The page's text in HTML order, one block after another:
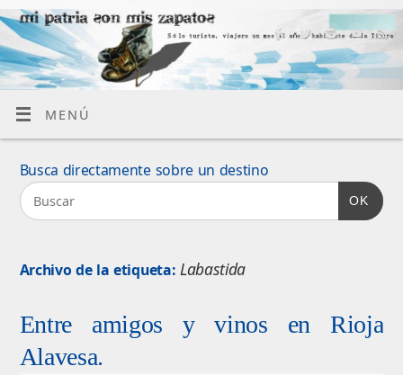
MENÚ
Busca directamente sobre un destino
OK
Archivo de la etiqueta: Labastida
Entre amigos y vinos en Rioja
Alavesa.